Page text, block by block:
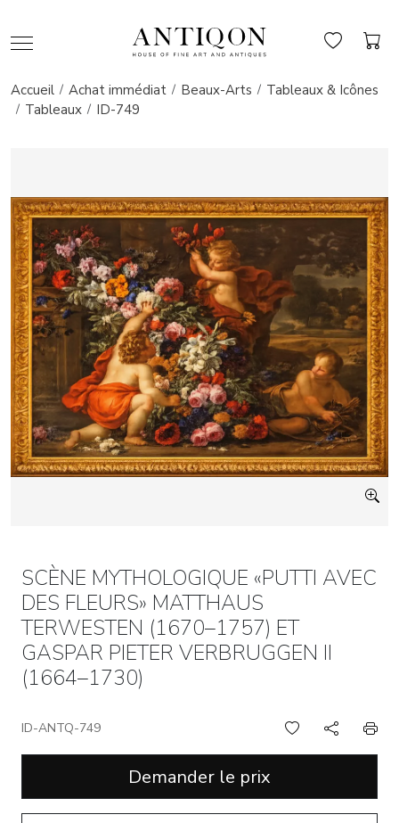
Accueil Achat immédiat Beaux-Arts
Tableaux & Icônes
Tableaux
ID-749
SCÈNE MYTHOLOGIQUE «PUTTI AVEC
DES FLEURS» MATTHAUS
TERWESTEN (1670–1757) ET
GASPAR PIETER VERBRUGGEN II
(1664–1730)
ID-ANTQ-749
Demander le prix